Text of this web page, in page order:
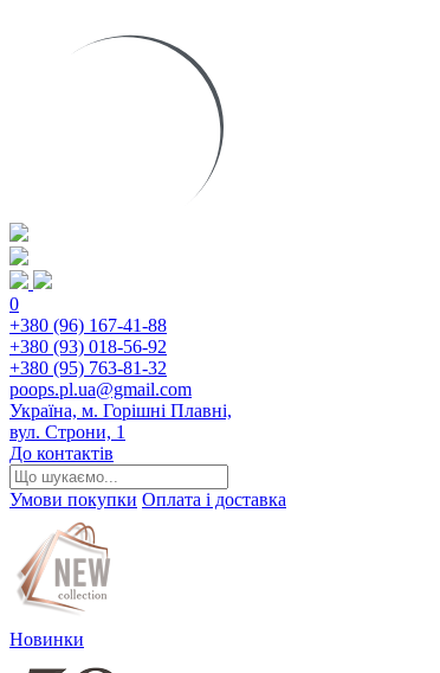
0
+380 (96) 167-41-88
+380 (93) 018-56-92
+380 (95) 763-81-32
poops.pl.ua@gmail.com
Україна, м. Горішні Плавні,
вул. Строни, 1
До контактів
Умови покупки Оплата і доставка
Новинки